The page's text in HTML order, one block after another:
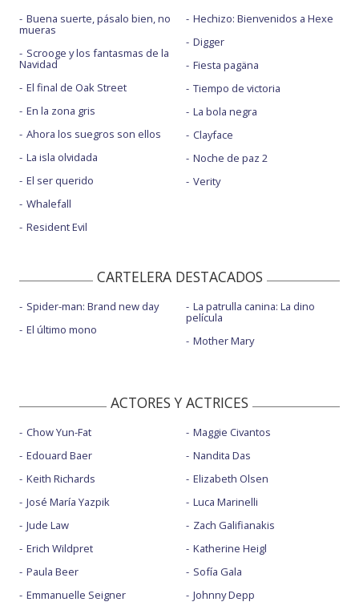
Buena suerte, pásalo bien, no
mueras
Scrooge y los fantasmas de la
Navidad
El final de Oak Street
En la zona gris
Ahora los suegros son ellos
La isla olvidada
El ser querido
Whalefall
Resident Evil
Hechizo: Bienvenidos a Hexe
Digger
Fiesta pagäna
Tiempo de victoria
La bola negra
Clayface
Noche de paz 2
Verity
CARTELERA DESTACADOS
Spider-man: Brand new day
El último mono
La patrulla canina: La dino
película
Mother Mary
ACTORES Y ACTRICES
Chow Yun-Fat
Edouard Baer
Keith Richards
José María Yazpik
Jude Law
Erich Wildpret
Paula Beer
Emmanuelle Seigner
Maggie Civantos
Nandita Das
Elizabeth Olsen
Luca Marinelli
Zach Galifianakis
Katherine Heigl
Sofía Gala
Johnny Depp